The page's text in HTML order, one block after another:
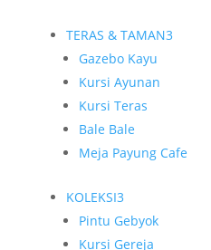
TERAS & TAMAN3
Gazebo Kayu
Kursi Ayunan
Kursi Teras
Bale Bale
Meja Payung Cafe
KOLEKSI3
Pintu Gebyok
Kursi Gereja